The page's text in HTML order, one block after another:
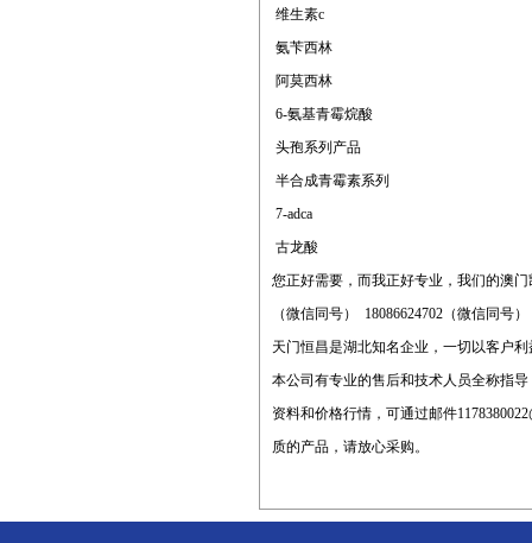
维生素c
氨苄西林
阿莫西林
6-氨基青霉烷酸
头孢系列产品
半合成青霉素系列
7-adca
古龙酸
您正好需要，而我正好专业，我们的澳
（微信同号） 18086624702（微信同号
天门恒昌是湖北知名企业，一切以客户
本公司有专业的售后和技术人员全称指
资料和价格行情，可通过邮件
质的产品，请放心采购。